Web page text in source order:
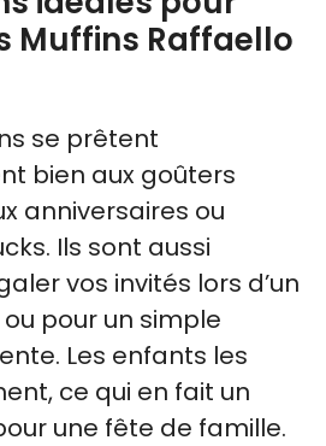
Muffins Raffaello
se prêtent
bien aux goûters
anniversaires ou
Ils sont aussi
vos invités lors d’un
pour un simple
Les enfants les
ce qui en fait un
une fête de famille.